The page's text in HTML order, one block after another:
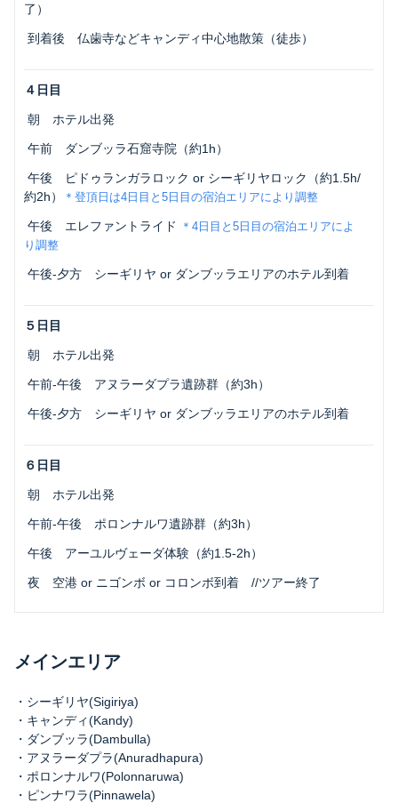
了）
到着後 仏歯寺などキャンディ中心地散策（徒歩）
４日目
朝 ホテル出発
午前 ダンブッラ石窟寺院（約1h）
約2h）
＊登頂日は4日目と5日目の宿泊エリアにより調整
午後 エレファントライド
＊4日目と5日目の宿泊エリアによ
り調整
午後-夕方 シーギリヤ or ダンブッラエリアのホテル到着
５日目
朝 ホテル出発
午前-午後 アヌラーダプラ遺跡群（約3h）
午後-夕方 シーギリヤ or ダンブッラエリアのホテル到着
６日目
朝 ホテル出発
午前-午後 ポロンナルワ遺跡群（約3h）
午後 アーユルヴェーダ体験（約1.5-2h）
夜 空港 or ニゴンボ or コロンボ到着 //ツアー終了
メインエリア
・シーギリヤ(Sigiriya)
・キャンディ(Kandy)
・ダンブッラ(Dambulla)
・アヌラーダプラ(Anuradhapura)
・ポロンナルワ(Polonnaruwa)
・ピンナワラ(Pinnawela)